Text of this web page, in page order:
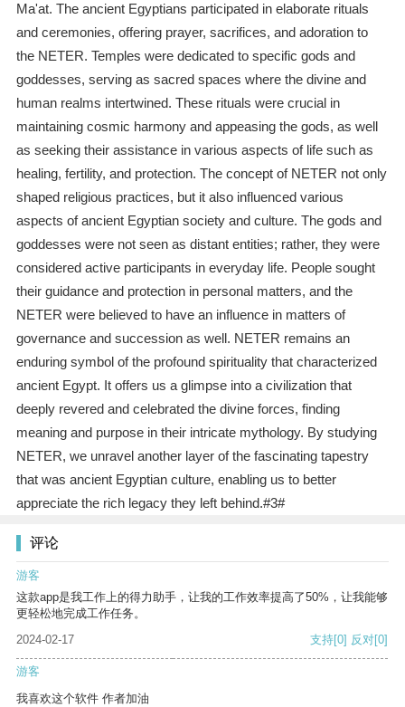
Ma'at. The ancient Egyptians participated in elaborate rituals
and ceremonies, offering prayer, sacrifices, and adoration to
the NETER. Temples were dedicated to specific gods and
goddesses, serving as sacred spaces where the divine and
human realms intertwined. These rituals were crucial in
maintaining cosmic harmony and appeasing the gods, as well
as seeking their assistance in various aspects of life such as
healing, fertility, and protection. The concept of NETER not only
shaped religious practices, but it also influenced various
aspects of ancient Egyptian society and culture. The gods and
goddesses were not seen as distant entities; rather, they were
considered active participants in everyday life. People sought
their guidance and protection in personal matters, and the
NETER were believed to have an influence in matters of
governance and succession as well. NETER remains an
enduring symbol of the profound spirituality that characterized
ancient Egypt. It offers us a glimpse into a civilization that
deeply revered and celebrated the divine forces, finding
meaning and purpose in their intricate mythology. By studying
NETER, we unravel another layer of the fascinating tapestry
that was ancient Egyptian culture, enabling us to better
appreciate the rich legacy they left behind.#3#
评论
游客
这款app是我工作上的得力助手，让我的工作效率提高了50%，让我能够
更轻松地完成工作任务。
2024-02-17
支持[0] 反对[0]
游客
我喜欢这个软件 作者加油